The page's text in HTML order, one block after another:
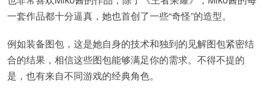
一套作品都十分逼真，她也首创了一些“奇怪”的造型。
例如装备图包，这是她自身的技术和独到的见解图包紧密结
合的结果，相信这些图包能够满足你的需求。不得不提的
是，也有来自不同游戏的经典角色。